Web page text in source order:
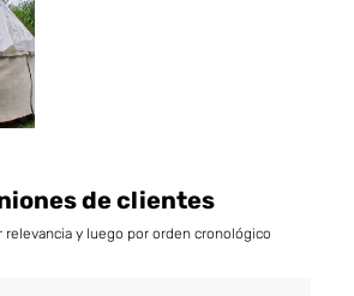
de clientes
relevancia y luego por orden cronológico